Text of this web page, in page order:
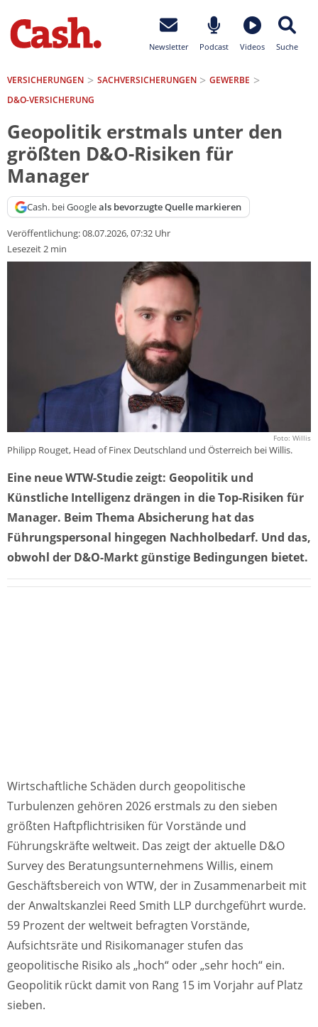
Newsletter Podcast Videos Suche
VERSICHERUNGEN SACH­VERSICHERUNGEN
GEWERBE
D&O-VERSICHERUNG
Geopolitik erstmals unter den
größten D&O-Risiken für
Manager
Cash. bei Googleals bevorzugte Quelle markieren
Veröffentlichung:08.07.2026, 07:32 Uhr
Lesezeit 2 min
Foto: Willis
Philipp Rouget, Head of Finex Deutschland und Österreich bei Willis.
Eine neue WTW-Studie zeigt: Geopolitik und
Künstliche Intelligenz drängen in die Top-Risiken für
Manager. Beim Thema Absicherung hat das
Führungspersonal hingegen Nachholbedarf. Und das,
obwohl der D&O-Markt günstige Bedingungen bietet.
Wirtschaftliche Schäden durch geopolitische
Turbulenzen gehören 2026 erstmals zu den sieben
größten Haftpflichtrisiken für Vorstände und
Führungskräfte weltweit. Das zeigt der aktuelle D&O
Survey des Beratungsunternehmens Willis, einem
Geschäftsbereich von WTW, der in Zusammenarbeit mit
der Anwaltskanzlei Reed Smith LLP durchgeführt wurde.
59 Prozent der weltweit befragten Vorstände,
Aufsichtsräte und Risikomanager stufen das
geopolitische Risiko als „hoch“ oder „sehr hoch“ ein.
Geopolitik rückt damit von Rang 15 im Vorjahr auf Platz
sieben.